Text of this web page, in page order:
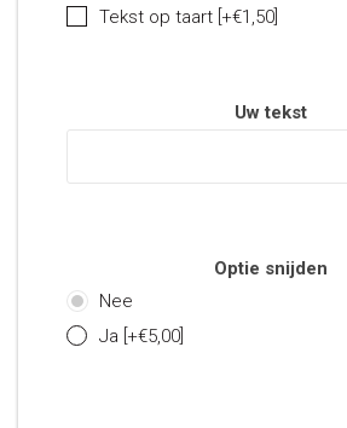
Tekst op taart [+€1,50]
Uw tekst
Optie snijden
Nee
Ja [+€5,00]